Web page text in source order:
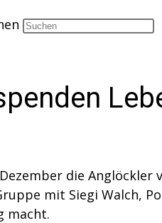
die
mit Siegi Walch,
macht.